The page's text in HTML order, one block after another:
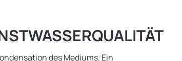
des Mediums. Ein